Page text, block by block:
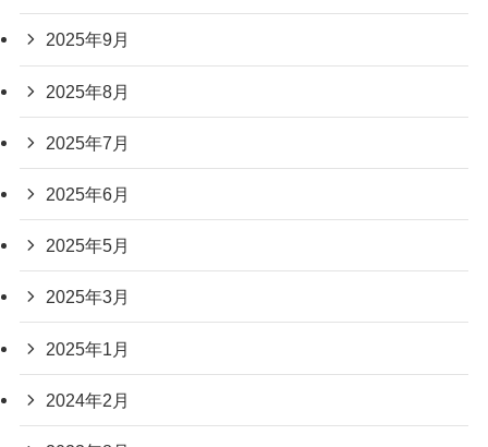
2025年9月
2025年8月
2025年7月
2025年6月
2025年5月
2025年3月
2025年1月
2024年2月